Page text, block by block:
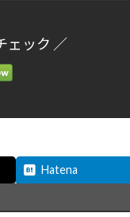
ェック ／
Hatena